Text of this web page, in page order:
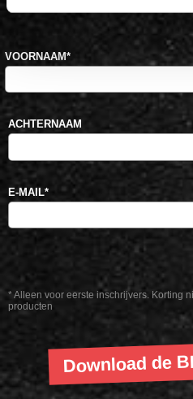
kortingscode voor 10% korting*
* Alleen voor eerste inschrijvers. Korting
producten
VOORNAAM*
ACHTERNAAM
E-MAIL*
Download de